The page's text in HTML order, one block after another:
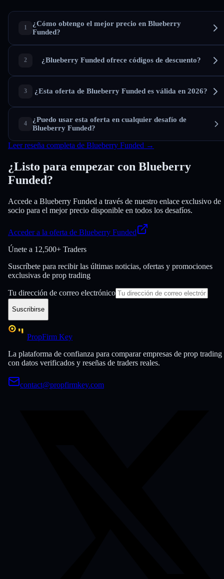
¿Cómo obtengo el mejor precio en Blueberry
Funded?
¿Blueberry Funded ofrece códigos de descuento?
¿Esta oferta de Blueberry Funded es válida en 2026?
¿Puedo usar esta oferta en cualquier desafío de
Blueberry Funded?
Leer reseña completa de Blueberry Funded →
¿Listo para empezar con Blueberry
Funded?
Accede a Blueberry Funded a través de nuestro enlace exclusivo de
socio para el mejor precio disponible en todos los desafíos.
Acceder a la oferta de Blueberry Funded
Únete a 12,500+ Traders
Suscríbete para recibir las últimas noticias, ofertas y promociones
exclusivas de prop trading
Tu dirección de correo electrónico
Suscribirse
PropFirm Key
La plataforma de confianza para comparar empresas de prop trading
con datos verificados y reseñas de traders reales.
contact@propfirmkey.com